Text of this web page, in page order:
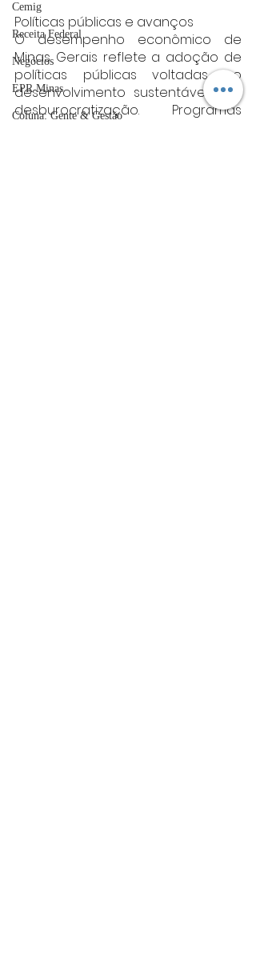
Cemig
Receita Federal
Negócios
EPR Minas
Coluna: Gente & Gestão
Políticas públicas e avanços
O desempenho econômico de
Minas Gerais reflete a adoção de
políticas públicas voltadas ao
desenvolvimento sustentável e à
desburocratização. Programas